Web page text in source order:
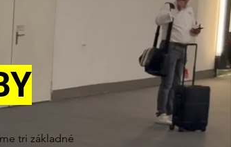
tri základné